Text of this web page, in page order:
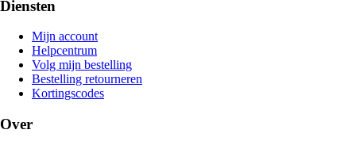
Diensten
Mijn account
Helpcentrum
Volg mijn bestelling
Bestelling retourneren
Kortingscodes
Over